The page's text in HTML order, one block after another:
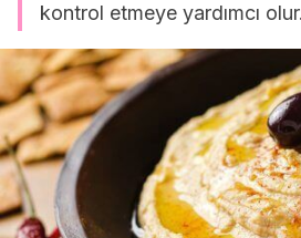
kontrol etmeye yardımcı olur.